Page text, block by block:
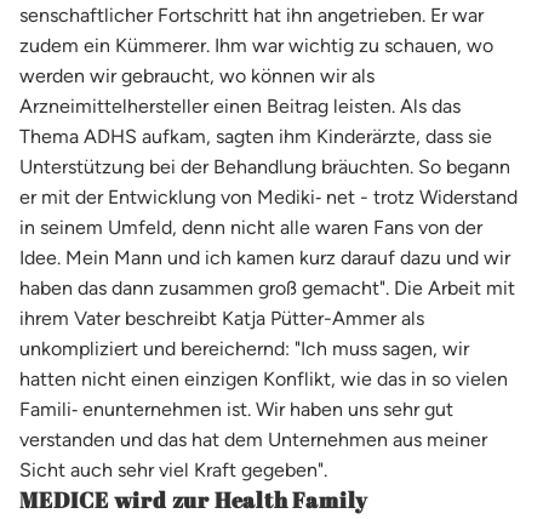
senschaftlicher Fortschritt hat ihn angetrieben. Er war
zudem ein Kümmerer. Ihm war wichtig zu schauen, wo
werden wir gebraucht, wo können wir als
Arzneimittelhersteller einen Beitrag leisten. Als das
Thema ADHS aufkam, sagten ihm Kinderärzte, dass sie
Unterstützung bei der Behandlung bräuchten. So begann
er mit der Entwicklung von Mediki‐ net - trotz Widerstand
in seinem Umfeld, denn nicht alle waren Fans von der
Idee. Mein Mann und ich kamen kurz darauf dazu und wir
haben das dann zusammen groß gemacht". Die Arbeit mit
ihrem Vater beschreibt Katja Pütter-Ammer als
unkompliziert und bereichernd: "Ich muss sagen, wir
hatten nicht einen einzigen Konflikt, wie das in so vielen
Famili‐ enunternehmen ist. Wir haben uns sehr gut
verstanden und das hat dem Unternehmen aus meiner
Sicht auch sehr viel Kraft gegeben".
MEDICE wird zur Health Family